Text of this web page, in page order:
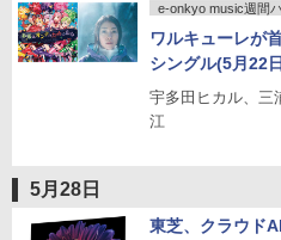
e-onkyo music週間
ワルキューレが
シングル(5月22
宇多田ヒカル、三
江
5月28日
東芝、クラウド